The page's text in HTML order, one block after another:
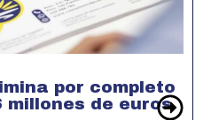
por completo
millones de euros